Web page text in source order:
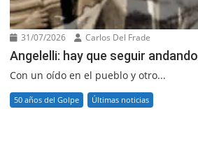
31/07/2026 Carlos Del Frade
Angelelli: hay que seguir andando
Con un oído en el pueblo y otro...
50 años del Golpe Últimas noticias